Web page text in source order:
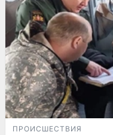
ПРОИСШЕСТВИЯ